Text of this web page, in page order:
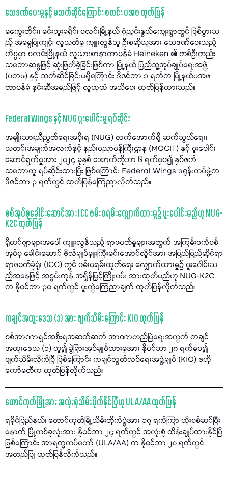
သေဒဏ်ပေးမှုနှင့် မသက်ဆိုင်ကြောင်း စလင်း ပအဖ ထုတ်ပြန်
မကွေးတိုင်း၊ မင်းဘူးခရိုင်၊ စလင်းမြို့နယ် ဂုံညှင်းနွယ်ကျေးရွာတွင် ဖြစ်ပွားသ
ည့် အဓမ္မပြုကျင့်၊ လူသတ်မှု ကျူးလွန်သူ ဦးစဆိုသူအား သေဒဏ်ပေးသည့်
ကိစ္စမှာ စလင်းမြို့နယ် လူသားစာနာတာဝန်ခံ Heineken ၏ တစ်ဦးတည်း
သဘောဆန္ဒဖြင့် ဆုံးဖြတ်ခဲ့ခြင်းဖြစ်ကာ မြို့နယ် ပြည်သူ့အုပ်ချုပ်ရေးအဖွဲ့
(ပကဖ) နှင့် သက်ဆိုင်ခြင်းမရှိကြောင်း ဒီဇင်ဘာ ၁ ရက်က မြို့နယ်ပအဖ
တာဝန်ခံ နှင်းဆီအမည်ဖြင့် လူထုထံ အသိပေး ထုတ်ပြန်ထားသည်။
Federal Wings နှင့် NUG ပူးပေါင်းမှု ရပ်ဆိုင်း
အမျိုးသားညီညွတ်ရေးအစိုးရ (NUG) လက်အောက်ရှိ ဆက်သွယ်ရေး၊
သတင်းအချက်အလက်နှင့် နည်းပညာဝန်ကြီးဌာန (MOCIT) နှင့် ပူးပေါင်း
ဆောင်ရွက်မှုအား ၂၀၂၄ ခုနှစ် အောက်တိုဘာ ၆ ရက်မှစ၍ နှစ်ဖက်
သဘောတူ ရပ်ဆိုင်းထားပြီး ဖြစ်ကြောင်း Federal Wings ဒရုန်းတပ်ဖွဲ့က
ဒီဇင်ဘာ ၃ ရက်တွင် ထုတ်ပြန်ကြေညာလိုက်သည်။
စစ်အုပ်စုခေါင်းဆောင်အား ICC ဖမ်းဝရမ်းလျှောက်ထားမှု၌ ပူးပေါင်းမည်ဟု NUG-
K2C ထုတ်ပြန်
ရိုဟင်ဂျာများအပေါ် ကျူးလွန်သည့် ရာဇဝတ်မှုများအတွက် အကြမ်းဖက်စစ်
အုပ်စု ခေါင်းဆောင် ဗိုလ်ချုပ်မှူးကြီးမင်းအောင်လှိုင်အား အပြည်ပြည်ဆိုင်ရာ
ရာဇဝတ်ခုံရုံး (ICC) တွင် ဖမ်းဝရမ်းထုတ်ရေး လျှောက်ထားမှု၌ ပူးပေါင်းသ
ည့်အနေဖြင့် အစွမ်းကုန် အရှိန်မြှင့်ကြိုးပမ်း အားထုတ်မည်ဟု NUG-K2C
က နိုဝင်ဘာ ၃၀ ရက်တွင် ပူးတွဲကြေညာချက် ထုတ်ပြန်လိုက်သည်။
ကချင်အထူးဒေသ (၁) အား ဖျက်သိမ်းကြောင်း KIO ထုတ်ပြန်
စစ်အာဏာရှင်အစိုးရအဆက်ဆက် အာဏာတည်မြဲရေးအတွက် ကချင်
အထူးဒေသ (၁) ဟူ၍ ခွဲခြားအုပ်ချုပ်ထားမှုအား နိုဝင်ဘာ ၂၈ ရက်မှစ၍
ဖျက်သိမ်းလိုက်ပြီ ဖြစ်ကြောင်း ကချင်လွတ်လပ်ရေးအဖွဲ့ချုပ် (KIO) ဗဟို
ကော်မတီက ထုတ်ပြန်လိုက်သည်။
တောင်ကုတ်မြို့အား အလုံးစုံသိမ်းပိုက်နိုင်ပြီဟု ULA/AA ထုတ်ပြန်
ရခိုင်ပြည်နယ်၊ တောင်ကုတ်မြို့သိမ်းတိုက်ပွဲအား ၁၇ ရက်ကြာ ထိုးစစ်ဆင်ပြီး
နောက် မြို့တစ်ခုလုံးအား နိုဝင်ဘာ ၂၄ ရက်တွင် အလုံးစုံ ထိန်းချုပ်ထားနိုင်ပြီ
ဖြစ်ကြောင်း အာရက္ခတပ်တော် (ULA/AA) က နိုဝင်ဘာ ၂၈ ရက်တွင်
အတည်ပြု ထုတ်ပြန်လိုက်သည်။